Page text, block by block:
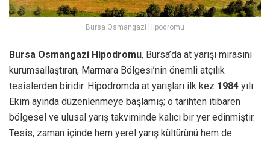
Bursa Osmangazi Hipodromu
Bursa Osmangazi Hipodromu, Bursa’da at yarışı mirasını
kurumsallaştıran, Marmara Bölgesi’nin önemli atçılık
tesislerden biridir. Hipodromda at yarışları ilk kez 1984 yılı
Ekim ayında düzenlenmeye başlamış; o tarihten itibaren
bölgesel ve ulusal yarış takviminde kalıcı bir yer edinmiştir.
Tesis, zaman içinde hem yerel yarış kültürünü hem de